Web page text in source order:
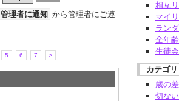
相互
マイ
ラン
全年
生徒
カテゴリ
歳の差
切な
管理者に通知 から管理者にご連
5 6 7 >